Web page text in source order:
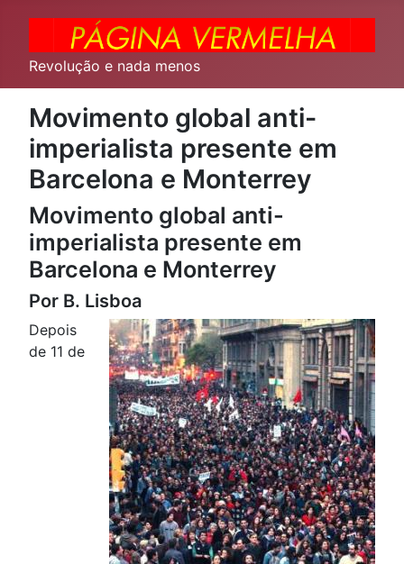
Revolução e nada menos
Movimento global anti-
imperialista presente em
Barcelona e Monterrey
Movimento global anti-
imperialista presente em
Barcelona e Monterrey
Por B. Lisboa
Depois
de 11 de